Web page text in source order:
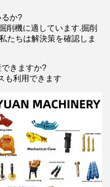
か?
削機に適しています.掘削
たちは解決策を確認しま
きますか?
も利用できます